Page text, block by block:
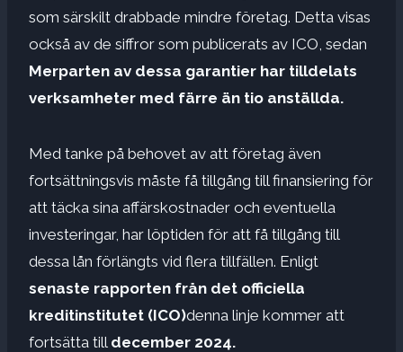
som särskilt drabbade mindre företag. Detta visas
också av de siffror som publicerats av ICO, sedan
Merparten av dessa garantier har tilldelats
verksamheter med färre än tio anställda.
Med tanke på behovet av att företag även
fortsättningsvis måste få tillgång till finansiering för
att täcka sina affärskostnader och eventuella
investeringar, har löptiden för att få tillgång till
dessa lån förlängts vid flera tillfällen. Enligt
senaste rapporten från det officiella
kreditinstitutet (ICO)denna linje kommer att
fortsätta till december 2024.